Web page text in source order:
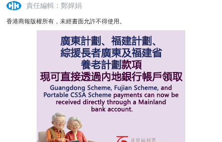
責任編輯：鄭嬋娟
香港商報版權所有，未經書面允許不得使用。